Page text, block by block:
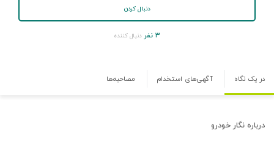
دنبال کردن
۳ نفر دنبال کننده
در یک نگاه آگهی‌های استخدام مصاحبه‌ها
درباره نگار خودرو